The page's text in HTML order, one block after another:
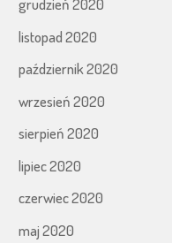
grudzień 2020
listopad 2020
październik 2020
wrzesień 2020
sierpień 2020
lipiec 2020
czerwiec 2020
maj 2020